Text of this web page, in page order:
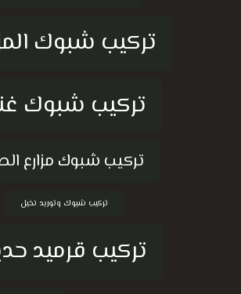
تركيب شبوك
تركيب شبوك
تركيب شبوك مزارع
تركيب شبوك وتوريد نخيل
تركيب قرميد